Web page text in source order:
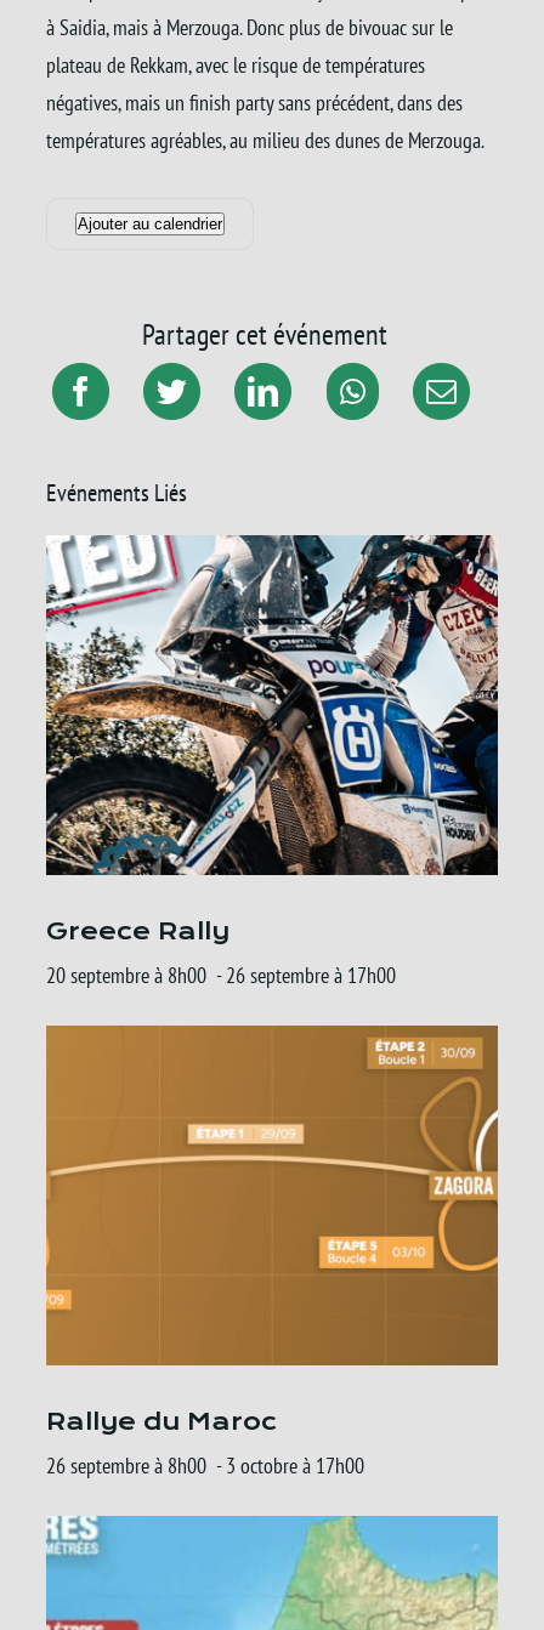
à Saidia, mais à Merzouga. Donc plus de bivouac sur le
plateau de Rekkam, avec le risque de températures
négatives, mais un finish party sans précédent, dans des
températures agréables, au milieu des dunes de Merzouga.
Ajouter au calendrier
Partager cet événement
Evénements Liés
Greece Rally
20 septembre à 8h00 -26 septembre à 17h00
Rallye du Maroc
26 septembre à 8h00 -3 octobre à 17h00